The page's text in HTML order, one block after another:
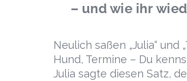
– und wie ihr
Neulich saßen „Julia“ und
Hund, Termine – Du
Julia sagte diesen Satz,